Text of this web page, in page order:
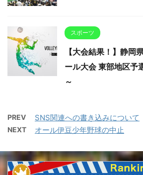
スポーツ
【大会結果！】静岡
ール大会 東部地区
～
PREV SNS関連への書き込みについて
NEXT オール伊豆少年野球の中止